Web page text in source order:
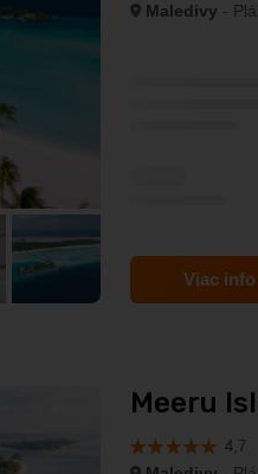
Maledivy -
Viac info
Meeru
4,7